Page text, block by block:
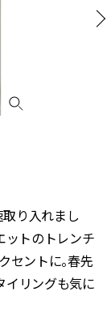
取り入れまし
ットのトレンチ
セントに。春先
イリングも気に